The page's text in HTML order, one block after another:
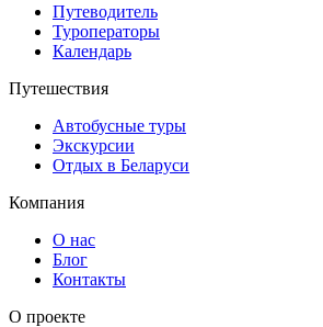
Путеводитель
Туроператоры
Календарь
Путешествия
Автобусные туры
Экскурсии
Отдых в Беларуси
Компания
О нас
Блог
Контакты
О проекте